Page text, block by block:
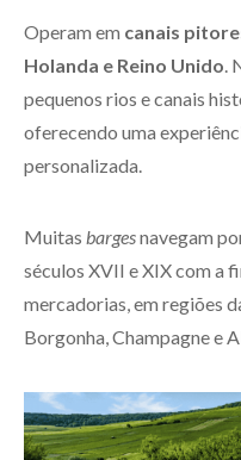
Operam em canais
Holanda e Reino Unido.
pequenos rios e canais
oferecendo uma
personalizada.
Muitas bargesnavegam
séculos XVII e XIX com a
mercadorias, em regiões
Borgonha, Champagne e